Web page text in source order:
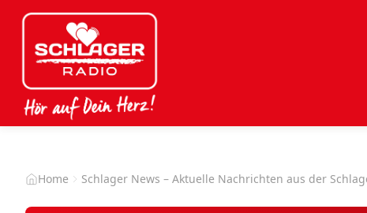
Home Schlager News – Aktuelle Nachrichten aus der